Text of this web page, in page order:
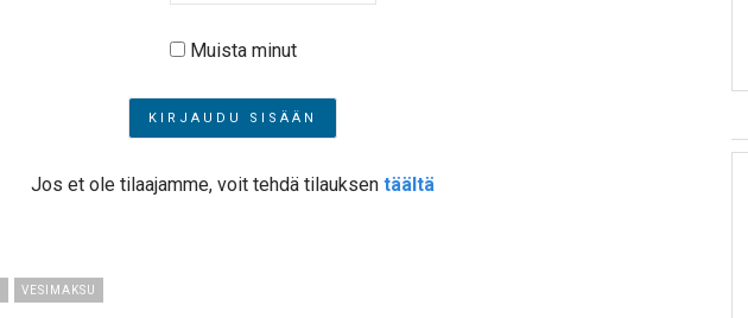
Muista minut
Jos et ole tilaajamme, voit tehdä tilauksen täältä
VESIMAKSU